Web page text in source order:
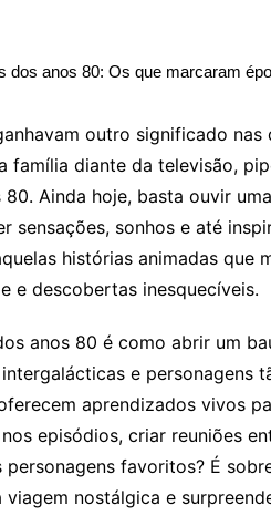
dos anos 80: Os que marcaram
outro significado
família diante da televisão,
Ainda hoje, basta ouvir
sensações, sonhos e até
histórias animadas que
e descobertas inesquecíveis.
anos 80 é como abrir um
e personagens
aprendizados vivos
episódios, criar reuniões
favoritos? É
viagem nostálgica e